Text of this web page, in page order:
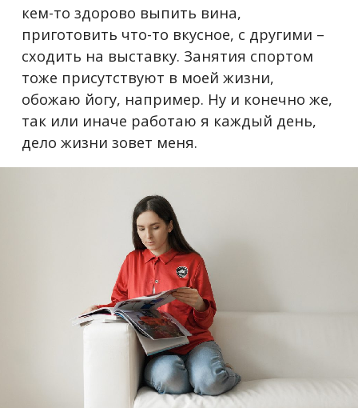
кем-то здорово выпить вина,
приготовить что-то вкусное, с другими –
сходить на выставку. Занятия спортом
тоже присутствуют в моей жизни,
обожаю йогу, например. Ну и конечно же,
так или иначе работаю я каждый день,
дело жизни зовет меня.